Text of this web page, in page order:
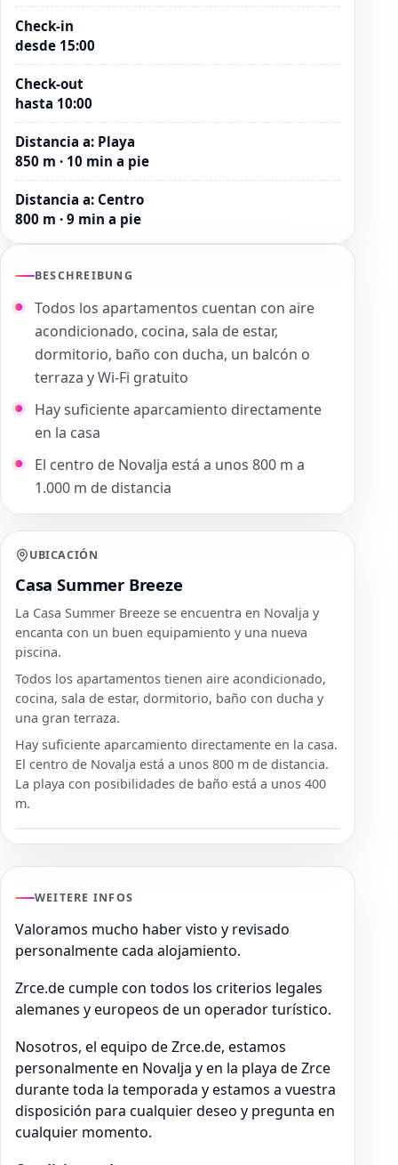
Check-in
desde 15:00
Check-out
hasta 10:00
Distancia a: Playa
850 m · 10 min a pie
Distancia a: Centro
800 m · 9 min a pie
BESCHREIBUNG
Todos los apartamentos cuentan con aire
acondicionado, cocina, sala de estar,
dormitorio, baño con ducha, un balcón o
terraza y Wi-Fi gratuito
Hay suficiente aparcamiento directamente
en la casa
El centro de Novalja está a unos 800 m a
1.000 m de distancia
UBICACIÓN
Casa Summer Breeze
La Casa Summer Breeze se encuentra en Novalja y
encanta con un buen equipamiento y una nueva
piscina.
Todos los apartamentos tienen aire acondicionado,
cocina, sala de estar, dormitorio, baño con ducha y
una gran terraza.
Hay suficiente aparcamiento directamente en la casa.
El centro de Novalja está a unos 800 m de distancia.
La playa con posibilidades de baño está a unos 400
m.
WEITERE INFOS
Valoramos mucho haber visto y revisado
personalmente cada alojamiento.
Zrce.de cumple con todos los criterios legales
alemanes y europeos de un operador turístico.
Nosotros, el equipo de Zrce.de, estamos
personalmente en Novalja y en la playa de Zrce
durante toda la temporada y estamos a vuestra
disposición para cualquier deseo y pregunta en
cualquier momento.